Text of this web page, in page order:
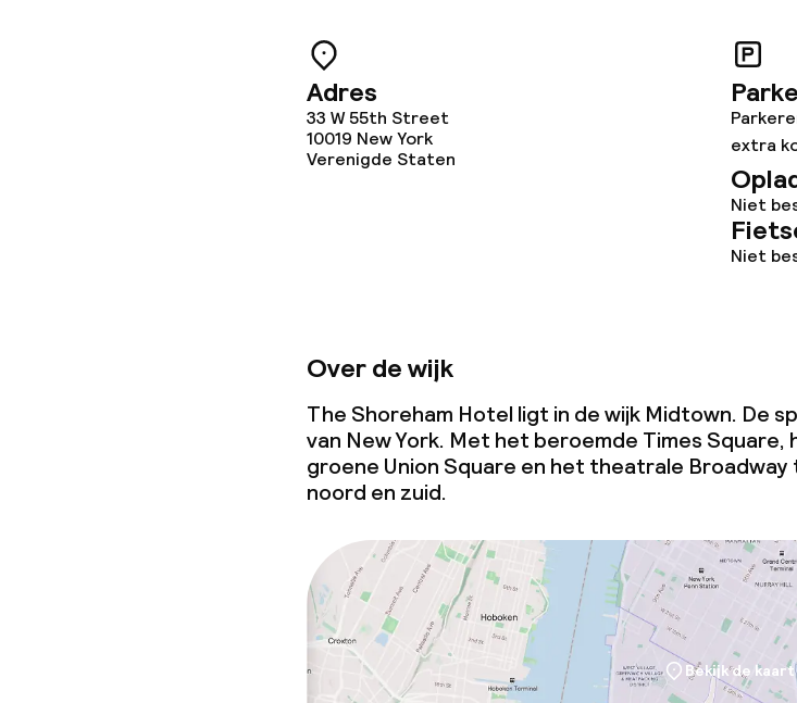
Adres
33 W 55th Street
10019 New York
Verenigde Staten
extra
Niet
Niet
Over de wijk
The Shoreham Hotel ligt in de wijk Midtown. De
van New York. Met het beroemde Times Square,
groene Union Square en het theatrale Broadway
noord en zuid.
Bekijk de kaart